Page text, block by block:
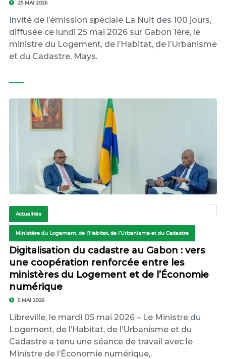
25 MAI 2026
Invité de l’émission spéciale La Nuit des 100 jours,
diffusée ce lundi 25 mai 2026 sur Gabon 1ère, le
ministre du Logement, de l’Habitat, de l’Urbanisme
et du Cadastre, Mays.
Actualités
Ministère du Logement, de l’Habitat, de l’Urbanisme et du Cadastre
Digitalisation du cadastre au Gabon : vers
une coopération renforcée entre les
ministères du Logement et de l’Économie
numérique
5 MAI 2026
Libreville, le mardi 05 mai 2026 – Le Ministre du
Logement, de l’Habitat, de l’Urbanisme et du
Cadastre a tenu une séance de travail avec le
Ministre de l’Économie numérique,.